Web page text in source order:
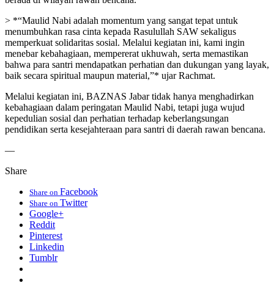
> *“Maulid Nabi adalah momentum yang sangat tepat untuk
menumbuhkan rasa cinta kepada Rasulullah SAW sekaligus
memperkuat solidaritas sosial. Melalui kegiatan ini, kami ingin
menebar kebahagiaan, mempererat ukhuwah, serta memastikan
bahwa para santri mendapatkan perhatian dan dukungan yang layak,
baik secara spiritual maupun material,”* ujar Rachmat.
Melalui kegiatan ini, BAZNAS Jabar tidak hanya menghadirkan
kebahagiaan dalam peringatan Maulid Nabi, tetapi juga wujud
kepedulian sosial dan perhatian terhadap keberlangsungan
pendidikan serta kesejahteraan para santri di daerah rawan bencana.
—
Share
Share on Facebook
Share on Twitter
Google+
Reddit
Pinterest
Linkedin
Tumblr